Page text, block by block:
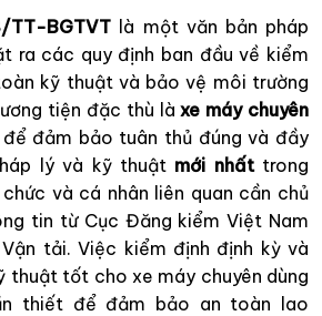
TT-BGTVT là một văn bản pháp
ra các quy định ban đầu về kiểm
kỹ thuật và bảo vệ môi trường
tiện đặc thù làxe máy chuyên
để đảm bảo tuân thủ đúng và đầy
lý và kỹ thuật mới nhấttrong
và cá nhân liên quan cần chủ
tin từ Cục Đăng kiểm Việt Nam
tải. Việc kiểm định định kỳ và
thuật tốt cho xe máy chuyên dùng
thiết để đảm bảo an toàn lao